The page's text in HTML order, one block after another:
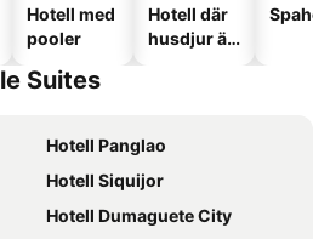
Hotell med
pooler
Hotell där
husdjur är
Suites
Hotell Panglao
Hotell Siquijor
Hotell Dumaguete City